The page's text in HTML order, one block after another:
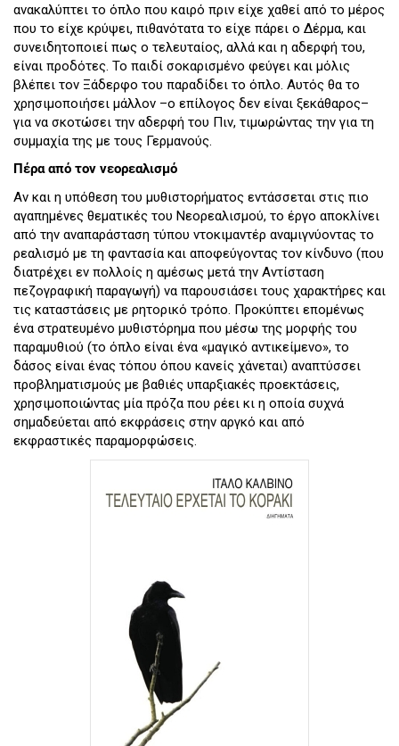
ανακαλύπτει το όπλο που καιρό πριν είχε χαθεί από το μέρος
που το είχε κρύψει, πιθανότατα το είχε πάρει ο Δέρμα, και
συνειδητοποιεί πως ο τελευταίος, αλλά και η αδερφή του,
είναι προδότες. Το παιδί σοκαρισμένο φεύγει και μόλις
βλέπει τον Ξάδερφο του παραδίδει το όπλο. Αυτός θα το
χρησιμοποιήσει μάλλον –ο επίλογος δεν είναι ξεκάθαρος–
για να σκοτώσει την αδερφή του Πιν, τιμωρώντας την για τη
συμμαχία της με τους Γερμανούς.
Πέρα από τον νεορεαλισμό
Αν και η υπόθεση του μυθιστορήματος εντάσσεται στις πιο
αγαπημένες θεματικές του Νεορεαλισμού, το έργο αποκλίνει
από την αναπαράσταση τύπου ντοκιμαντέρ αναμιγνύοντας το
ρεαλισμό με τη φαντασία και αποφεύγοντας τον κίνδυνο (που
διατρέχει εν πολλοίς η αμέσως μετά την Αντίσταση
πεζογραφική παραγωγή) να παρουσιάσει τους χαρακτήρες και
τις καταστάσεις με ρητορικό τρόπο. Προκύπτει επομένως
ένα στρατευμένο μυθιστόρημα που μέσω της μορφής του
παραμυθιού (το όπλο είναι ένα «μαγικό αντικείμενο», το
δάσος είναι ένας τόπου όπου κανείς χάνεται) αναπτύσσει
προβληματισμούς με βαθιές υπαρξιακές προεκτάσεις,
χρησιμοποιώντας μία πρόζα που ρέει κι η οποία συχνά
σημαδεύεται από εκφράσεις στην αργκό και από
εκφραστικές παραμορφώσεις.